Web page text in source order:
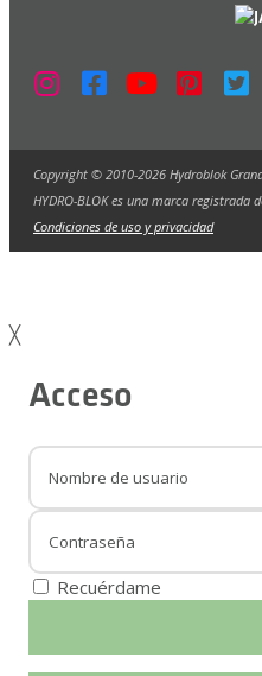
Copyright © 2010-2026 Hydroblok
HYDRO-BLOK es una marca registrada
Condiciones de uso y privacidad
╳
Acceso
Recuérdame